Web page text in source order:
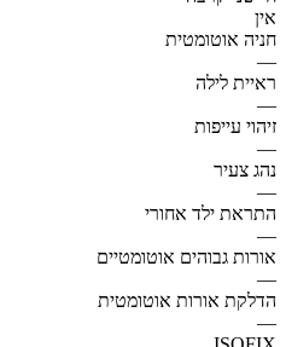
אין
חניה אוטומטית
—
ראיית לילה
—
זיהוי עייפות
—
נהג צעיר
—
התראת ילד אחורי
—
אורות גבוהים אוטומטיים
—
הדלקת אורות אוטומטית
—